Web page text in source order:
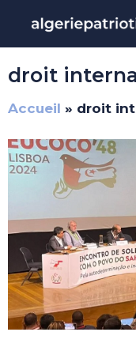
contenu
droit
Accueil » droit